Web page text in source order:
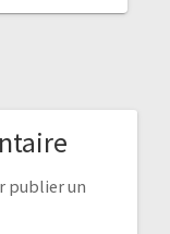
publier un